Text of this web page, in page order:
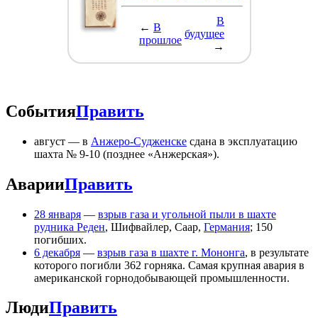
← В
прошлое
В
будущее
→
СобытияПравить
август — в Анжеро-Судженске сдана в эксплуатацию
шахта № 9-10 (позднее «Анжерская»).
АварииПравить
28 января — взрыв газа и угольной пыли в шахте
рудника Реден, Шифвайлер, Саар, Германия; 150
погибших.
6 декабря — взрыв газа в шахте г. Мононга, в результате
которого погибли 362 горняка. Самая крупная авария в
американской горнодобывающей промышленности.
ЛюдиПравить